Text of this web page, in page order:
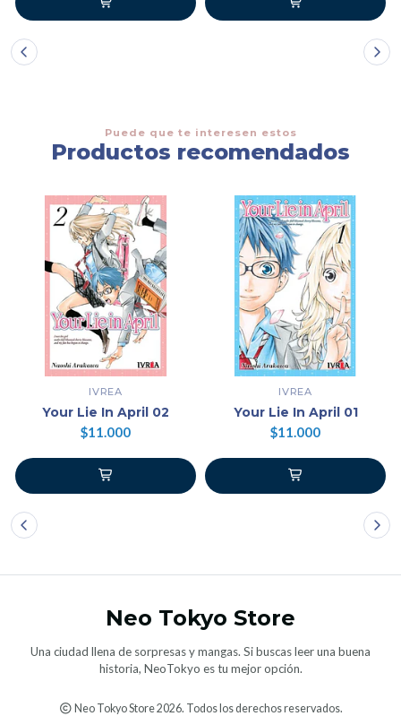
Puede que te interesen estos
Productos recomendados
IVREA
Your Lie In April 02
$11.000
IVREA
Your Lie In April 01
$11.000
Neo Tokyo Store
Una ciudad llena de sorpresas y mangas. Si buscas leer una buena
historia, NeoTokyo es tu mejor opción.
Neo Tokyo Store 2026. Todos los derechos reservados.